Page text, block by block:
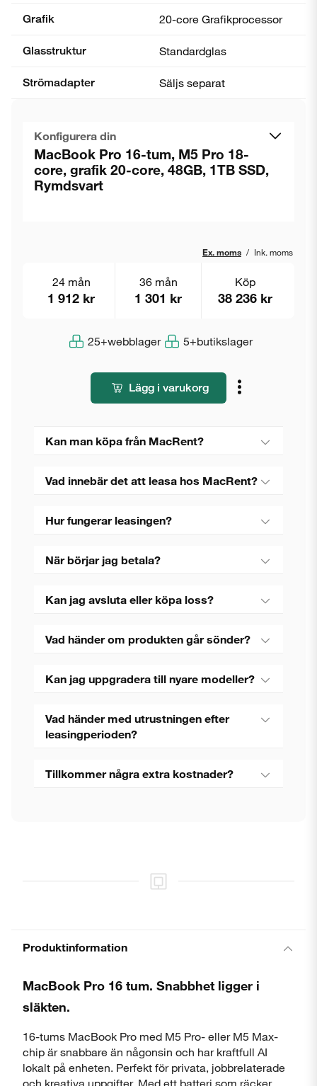
Grafik 20-core Grafik­processor
Glasstruktur Standardglas
Strömadapter Säljs separat
Konfigurera din
MacBook Pro 16-tum, M5 Pro 18-
core, grafik 20-core, 48GB, 1TB SSD,
Rymdsvart
Ex. moms / Ink. moms
25+webblager 5+butikslager
24 mån
1 912 kr
36 mån
1 301 kr
Köp
38 236 kr
Lägg i varukorg
Kan man köpa från MacRent?
Vad innebär det att leasa hos MacRent?
Hur fungerar leasingen?
När börjar jag betala?
Kan jag avsluta eller köpa loss?
Vad händer om produkten går sönder?
Kan jag uppgradera till nyare modeller?
Vad händer med utrustningen efter
leasingperioden?
Tillkommer några extra kostnader?
Produktinformation
MacBook Pro 16 tum. Snabbhet ligger i
släkten.
16-tums MacBook Pro med M5 Pro- eller M5 Max-
chip är snabbare än någonsin och har kraftfull AI
lokalt på enheten. Perfekt för privata, jobbrelaterade
och kreativa uppgifter. Med ett batteri som räcker